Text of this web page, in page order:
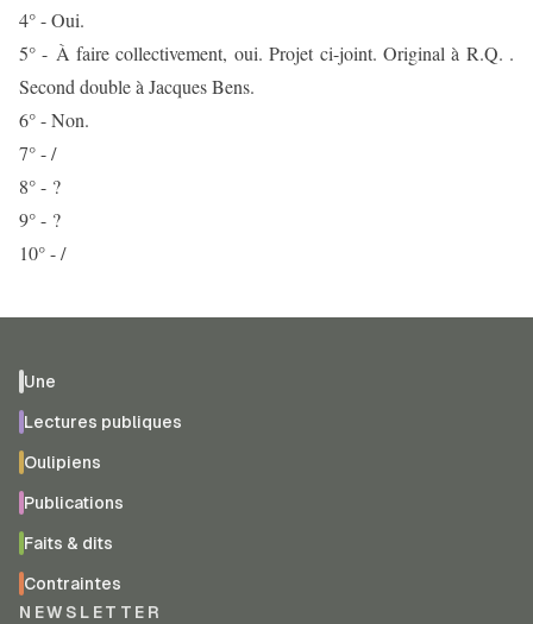
4° - Oui.
5° - À faire collectivement, oui. Projet ci-joint. Original à R.Q. .
Second double à Jacques Bens.
6° - Non.
7° - /
8° - ?
9° - ?
10° - /
Une
Lectures publiques
Oulipiens
Publications
Faits & dits
Contraintes
NEWSLETTER